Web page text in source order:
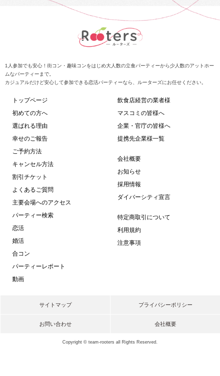
1人参加でも安心！街コン・趣味コンをはじめ大人数の立食パーティーから少人数のアットホー
ムなパーティーまで。
カジュアルだけど安心して参加できる恋活パーティーなら、ルーターズにお任せください。
トップページ
初めての方へ
選ばれる理由
幸せのご報告
ご予約方法
キャンセル方法
割引チケット
よくあるご質問
主要会場へのアクセス
パーティー検索
恋活
婚活
合コン
パーティーレポート
動画
飲食店経営の業者様
マスコミの皆様へ
企業・官庁の皆様へ
提携先企業様一覧
会社概要
お知らせ
採用情報
ダイバーシティ宣言
特定商取引について
利用規約
注意事項
サイトマップ プライバシーポリシー
お問い合わせ 会社概要
Copyright © team-rooters all Rights Reserved.